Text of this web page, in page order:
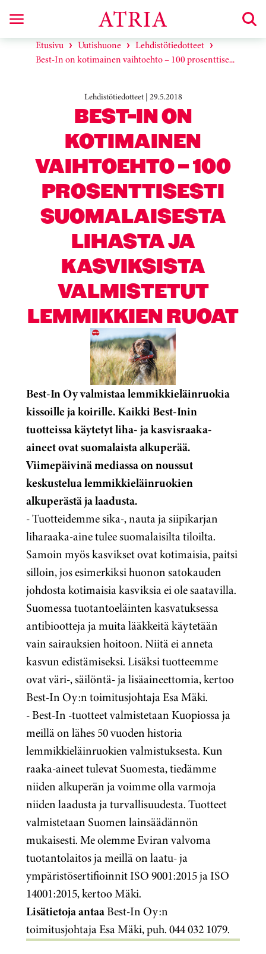
Etusivu Uutishuone
Lehdistötiedotteet
Best-In on kotimainen vaihtoehto – 100 prosenttise...
Lehdistötiedotteet | 29.5.2018
BEST-IN ON
KOTIMAINEN
VAIHTOEHTO – 100
PROSENTTISESTI
SUOMALAISESTA
LIHASTA JA
KASVIKSISTA
VALMISTETUT
LEMMIKKIEN RUOAT
Best-In Oy valmistaa lemmikkieläinruokia
kissoille ja koirille. Kaikki Best-Inin
tuotteissa käytetyt liha- ja kasvisraaka-
aineet ovat suomalaista alkuperää.
Viimepäivinä mediassa on noussut
keskustelua lemmikkieläinruokien
alkuperästä ja laadusta.
- Tuotteidemme sika-, nauta ja siipikarjan
liharaaka-aine tulee suomalaisilta tiloilta.
Samoin myös kasvikset ovat kotimaisia, paitsi
silloin, jos esimerkiksi huonon satokauden
johdosta kotimaisia kasviksia ei ole saatavilla.
Suomessa tuotantoeläinten kasvatuksessa
antibiootteja ja muita lääkkeitä käytetään
vain sairauksien hoitoon. Niitä ei anneta
kasvun edistämiseksi. Lisäksi tuotteemme
ovat väri-, säilöntä- ja lisäaineettomia, kertoo
Best-In Oy:n toimitusjohtaja Esa Mäki.
- Best-In -tuotteet valmistetaan Kuopiossa ja
meillä on lähes 50 vuoden historia
lemmikkieläinruokien valmistuksesta. Kun
raaka-aineet tulevat Suomesta, tiedämme
niiden alkuperän ja voimme olla varmoja
niiden laadusta ja turvallisuudesta. Tuotteet
valmistetaan Suomen lainsäädännön
mukaisesti. Me olemme Eviran valvoma
tuotantolaitos ja meillä on laatu- ja
ympäristösertifioinnit ISO 9001:2015 ja ISO
14001:2015, kertoo Mäki.
Lisätietoja antaaBest-In Oy:n
toimitusjohtaja Esa Mäki, puh. 044 032 1079.